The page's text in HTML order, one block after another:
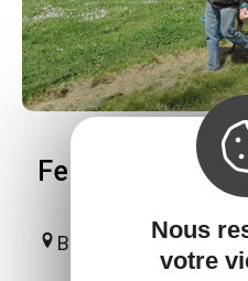
Ferme
Bournazel
Nous
votre